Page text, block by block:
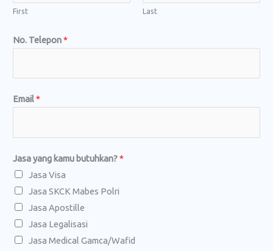
First Last
No. Telepon*
Email*
Jasa yang kamu butuhkan?*
Jasa Visa
Jasa SKCK Mabes Polri
Jasa Apostille
Jasa Legalisasi
Jasa Medical Gamca/Wafid